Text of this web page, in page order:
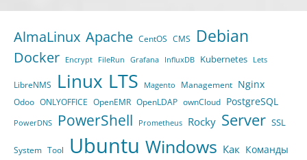
AlmaLinux Apache CentOS CMS Debian
Docker Encrypt FileRun Grafana InfluxDB Kubernetes Lets
LibreNMS Linux LTS Magento Management Nginx
Odoo ONLYOFFICE OpenEMR OpenLDAP ownCloud PostgreSQL
PowerDNS PowerShell Prometheus Rocky Server SSL
System Tool Ubuntu Windows Как Команды